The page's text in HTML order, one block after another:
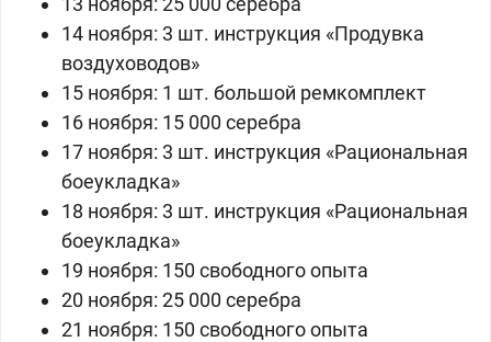
14 ноября: 3 шт. инструкция «Продувка
воздуховодов»
15 ноября: 1 шт. большой ремкомплект
16 ноября: 15 000 серебра
17 ноября: 3 шт. инструкция «Рациональная
боеукладка»
18 ноября: 3 шт. инструкция «Рациональная
боеукладка»
19 ноября: 150 свободного опыта
20 ноября: 25 000 серебра
21 ноября: 150 свободного опыта